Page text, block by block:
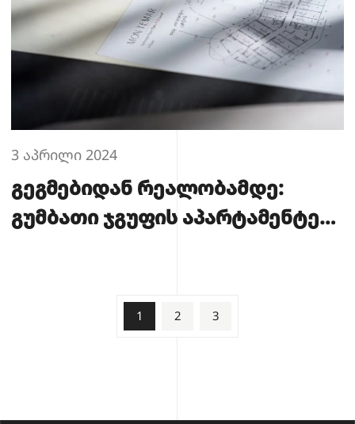
3 აპრილი 2024
გეგმებიდან რეალობამდე:
გუმბათი ჯგუფის აპარტამენტები
1 2 3